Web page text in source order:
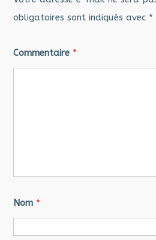
obligatoires sont indiqués avec *
Commentaire *
Nom *